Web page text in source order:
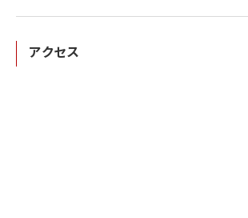
アクセス